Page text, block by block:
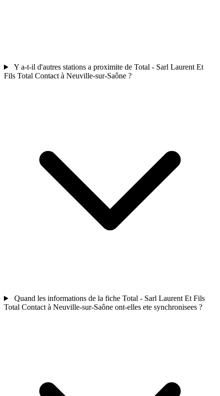
Y a-t-il d'autres stations a proximite de Total - Sarl Laurent Et
Fils Total Contact à Neuville-sur-Saône ?
Quand les informations de la fiche Total - Sarl Laurent Et Fils
Total Contact à Neuville-sur-Saône ont-elles ete synchronisees ?